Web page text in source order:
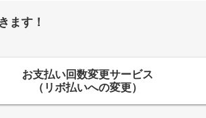
ます！
お支払い回数変更サービス
（リボ払いへの変更）